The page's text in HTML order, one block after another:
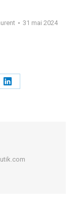
31 mai 2024
Partager